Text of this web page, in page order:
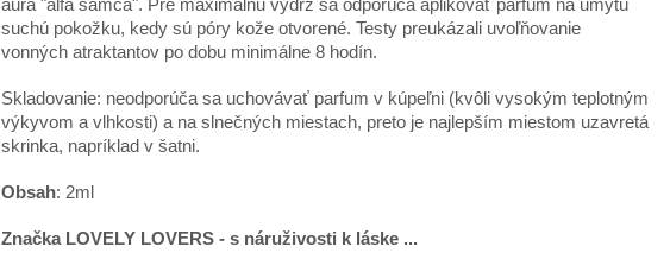
aura "alfa samca". Pre maximálnu výdrž sa odporúča aplikovať parfum na umytú
suchú pokožku, kedy sú póry kože otvorené. Testy preukázali uvoľňovanie
vonných atraktantov po dobu minimálne 8 hodín.
Skladovanie: neodporúča sa uchovávať parfum v kúpeľni (kvôli vysokým teplotným
výkyvom a vlhkosti) a na slnečných miestach, preto je najlepším miestom uzavretá
skrinka, napríklad v šatni.
Obsah: 2ml
Značka LOVELY LOVERS - s náruživosti k láske ...